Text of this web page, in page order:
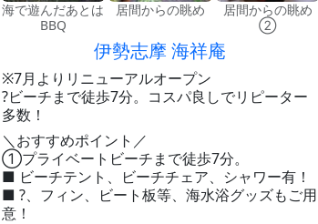
海で遊んだあとは
BBQ
居間からの眺め
居間からの眺め
②
伊勢志摩 海祥庵
※7月よりリニューアルオープン
?️ビーチまで徒歩7分。コスパ良しでリピーター
多数！
＼おすすめポイント／
①プライベートビーチまで徒歩7分。
■ ビーチテント、ビーチチェア、シャワー有！
■ ?、フィン、ビート板等、海水浴グッズもご用
意！